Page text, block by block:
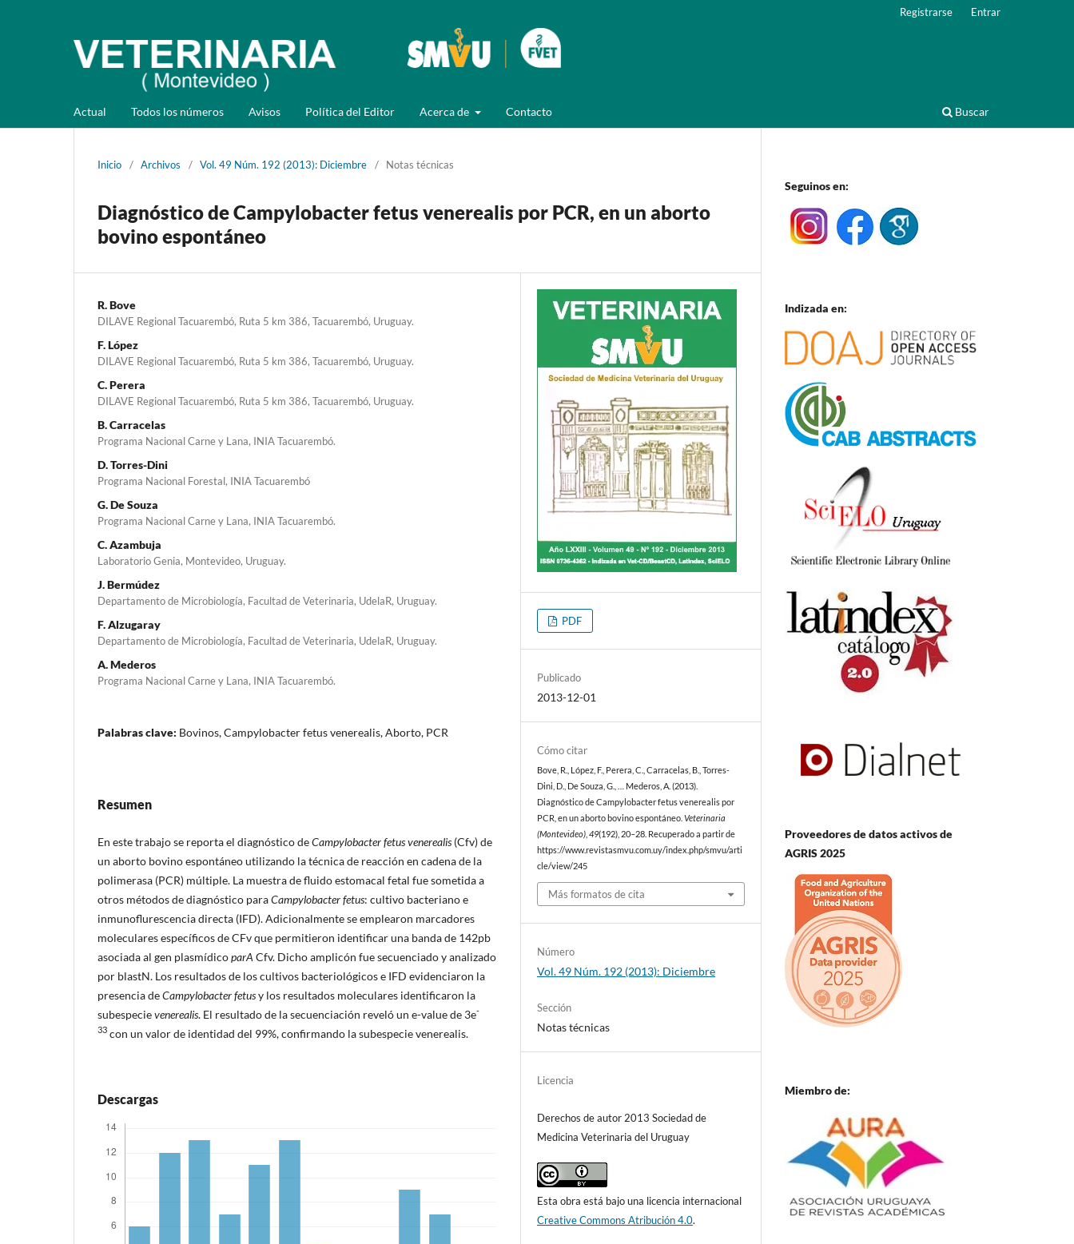
Actual Todos los números Avisos Política del Editor Acerca de Contacto Buscar
Registrarse Entrar
Inicio / Archivos / Vol. 49 Núm. 192 (2013): Diciembre / Notas técnicas
Diagnóstico de Campylobacter fetus venerealis por PCR, en un aborto
bovino espontáneo
R. Bove
DILAVE Regional Tacuarembó, Ruta 5 km 386, Tacuarembó, Uruguay.
F. López
DILAVE Regional Tacuarembó, Ruta 5 km 386, Tacuarembó, Uruguay.
C. Perera
DILAVE Regional Tacuarembó, Ruta 5 km 386, Tacuarembó, Uruguay.
B. Carracelas
Programa Nacional Carne y Lana, INIA Tacuarembó.
D. Torres-Dini
Programa Nacional Forestal, INIA Tacuarembó
G. De Souza
Programa Nacional Carne y Lana, INIA Tacuarembó.
C. Azambuja
Laboratorio Genia, Montevideo, Uruguay.
J. Bermúdez
Departamento de Microbiología, Facultad de Veterinaria, UdelaR, Uruguay.
F. Alzugaray
Departamento de Microbiología, Facultad de Veterinaria, UdelaR, Uruguay.
A. Mederos
Programa Nacional Carne y Lana, INIA Tacuarembó.
Palabras clave: Bovinos, Campylobacter fetus venerealis, Aborto, PCR
Resumen
En este trabajo se reporta el diagnóstico deCampylobacter fetus venerealis (Cfv) de
un aborto bovino espontáneo utilizando la técnica de reacción en cadena de la
polimerasa (PCR) múltiple. La muestra de fluido estomacal fetal fue sometida a
otros métodos de diagnóstico paraCampylobacter fetus: cultivo bacteriano e
inmunoflurescencia directa (IFD). Adicionalmente se emplearon marcadores
moleculares específicos de CFv que permitieron identificar una banda de 142pb
asociada al gen plasmídicoparA Cfv. Dicho amplicón fue secuenciado y analizado
por blastN. Los resultados de los cultivos bacteriológicos e IFD evidenciaron la
presencia deCampylobacter fetusy los resultados moleculares identificaron la
subespecievenerealis. El resultado de la secuenciación reveló un e-value de 3e-
33 con un valor de identidad del 99%, confirmando la subespecie venerealis.
Descargas
PDF
Publicado
2013-12-01
Cómo citar
Bove, R., López, F., Perera, C., Carracelas, B., Torres-
Dini, D., De Souza, G., … Mederos, A. (2013).
Diagnóstico de Campylobacter fetus venerealis por
PCR, en un aborto bovino espontáneo.Veterinaria
(Montevideo) ,49(192), 20–28. Recuperado a partir de
https://www.revistasmvu.com.uy/index.php/smvu/arti
cle/view/245
Más formatos de cita
Número
Vol. 49 Núm. 192 (2013): Diciembre
Sección
Notas técnicas
Licencia
Derechos de autor 2013 Sociedad de
Medicina Veterinaria del Uruguay
Esta obra está bajo una licencia internacional
Creative Commons Atribución 4.0.
Seguinos en:
Indizada en:
Proveedores de datos activos de
AGRIS 2025
Miembro de: